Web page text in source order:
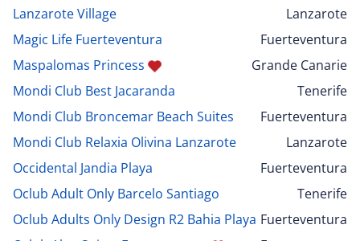
Lanzarote Village
Lanzarote
Magic Life Fuerteventura
Fuerteventura
Maspalomas Princess
Grande Canarie
Mondi Club Best Jacaranda
Tenerife
Mondi Club Broncemar Beach Suites
Fuerteventura
Mondi Club Relaxia Olivina Lanzarote
Lanzarote
Occidental Jandia Playa
Fuerteventura
Oclub Adult Only Barcelo Santiago
Tenerife
Oclub Adults Only Design R2 Bahia Playa Fuerteventura